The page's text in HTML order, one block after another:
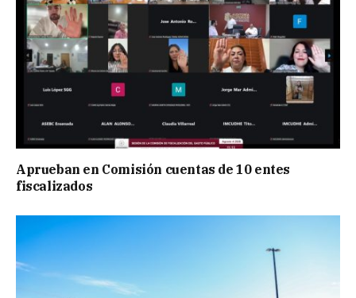
Aprueban en Comisión cuentas de 10 entes
fiscalizados